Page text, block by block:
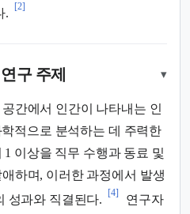
.
[2]
구 주제 ▾
간에서 인간이 나타내는 인
적으로 분석하는 데 주력한
이상을 직무 수행과 동료 및
하며, 이러한 과정에서 발생
성과와 직결된다.
[4]
연구자